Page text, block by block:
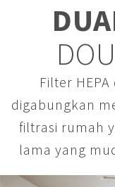
Filter
digabungkan
filtrasi rumah
lama yang